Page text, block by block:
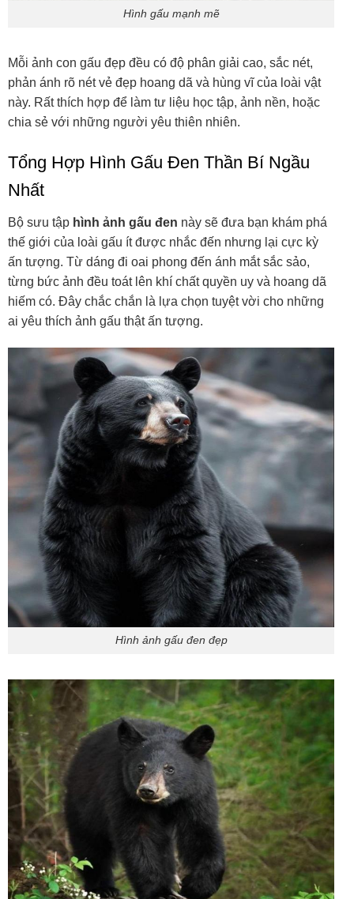
Hình gấu mạnh mẽ
Mỗi ảnh con gấu đẹp đều có độ phân giải cao, sắc nét,
phản ánh rõ nét vẻ đẹp hoang dã và hùng vĩ của loài vật
này. Rất thích hợp để làm tư liệu học tập, ảnh nền, hoặc
chia sẻ với những người yêu thiên nhiên.
Tổng Hợp Hình Gấu Đen Thần Bí Ngầu
Nhất
Bộ sưu tập hình ảnh gấu đen này sẽ đưa bạn khám phá
thế giới của loài gấu ít được nhắc đến nhưng lại cực kỳ
ấn tượng. Từ dáng đi oai phong đến ánh mắt sắc sảo,
từng bức ảnh đều toát lên khí chất quyền uy và hoang dã
hiếm có. Đây chắc chắn là lựa chọn tuyệt vời cho những
ai yêu thích ảnh gấu thật ấn tượng.
Hình ảnh gấu đen đẹp